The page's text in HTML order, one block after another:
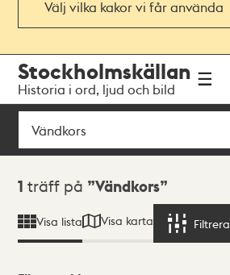
Välj vilka kakor vi får använda
navigationen
huvudinnehållet
Stockholmskällan
Historia i ord, ljud och bild
Sök
Sökresultat
1 träff på Vändkors
Visa lista Visa karta Filtrera